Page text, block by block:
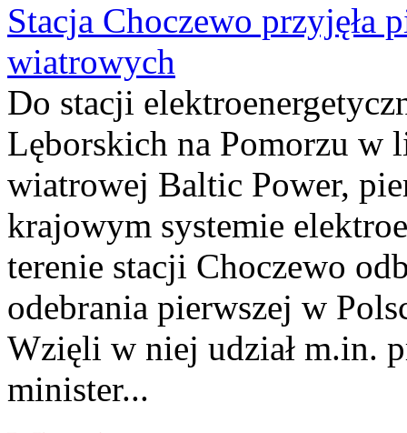
Stacja Choczewo przyjęła
wiatrowych
Do stacji
Lęborskich na Pomorzu w
wiatrowej Baltic Power,
krajowym systemie
terenie stacji Choczewo
odebrania pierwszej w
Wzięli w niej udział m.in.
minister...